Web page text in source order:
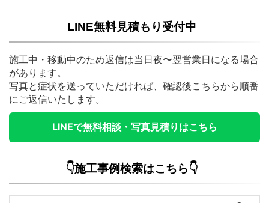
LINE無料見積もり受付中
施工中・移動中のため返信は当日夜〜翌営業日になる場合
があります。
写真と症状を送っていただければ、確認後こちらから順番
にご返信いたします。
LINEで無料相談・写真見積りはこちら
👇施工事例検索はこちら👇